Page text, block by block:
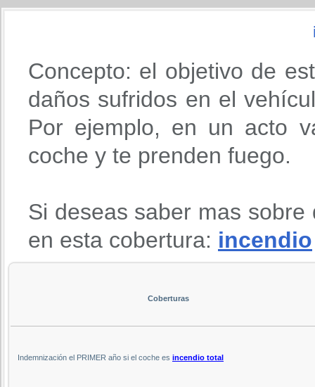
Concepto: el objetivo de
daños sufridos en el
Por ejemplo, en un acto
coche y te prenden fuego.
Si deseas saber mas
en esta cobertura: incendio
Coberturas
Indemnización el PRIMER año si el coche es incendio total